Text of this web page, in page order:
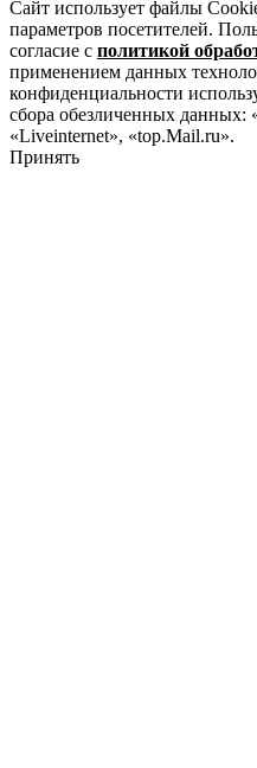
Сайт использует файлы
параметров посетителей.
согласие с политикой
применением данных
конфиденциальности
сбора обезличенных данных:
«Liveinternet», «top.Mail.ru».
Принять